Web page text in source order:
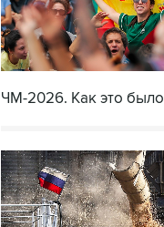
ЧМ-2026. Как это было